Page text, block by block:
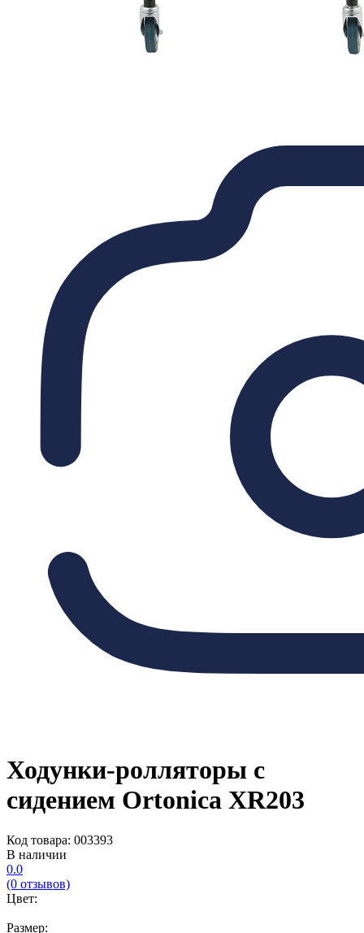
Ходунки-ролляторы с
сидением Ortonica XR203
Код товара: 003393
В наличии
0.0
(0 отзывов)
Цвет:
Размер: